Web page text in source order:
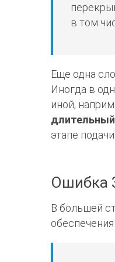
в том
Еще одна
Иногда в
иной,
этапе
Ошибка
В большей